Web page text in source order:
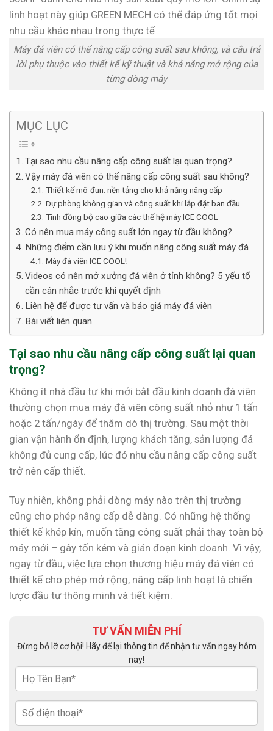
Máy đá viên có thể nâng cấp công suất sau không, và câu trả
lời phụ thuộc vào thiết kế kỹ thuật và khả năng mở rộng của
từng dòng máy
MỤC LỤC
Tại sao nhu cầu nâng cấp công suất lại quan trọng?
Vậy máy đá viên có thể nâng cấp công suất sau không?
Thiết kế mô-đun: nền tảng cho khả năng nâng cấp
Dự phòng không gian và công suất khi lắp đặt ban đầu
Tính đồng bộ cao giữa các thế hệ máy ICE COOL
Có nên mua máy công suất lớn ngay từ đầu không?
Những điểm cần lưu ý khi muốn nâng công suất máy đá
Máy đá viên ICE COOL!
Videos có nên mở xưởng đá viên ở tỉnh không? 5 yếu tố
cần cân nhắc trước khi quyết định
Liên hệ để được tư vấn và báo giá máy đá viên
Bài viết liên quan
Tại sao nhu cầu nâng cấp công suất lại quan
trọng?
Không ít nhà đầu tư khi mới bắt đầu kinh doanh đá viên
thường chọn mua máy đá viên công suất nhỏ như 1 tấn
hoặc 2 tấn/ngày để thăm dò thị trường. Sau một thời
gian vận hành ổn định, lượng khách tăng, sản lượng đá
không đủ cung cấp, lúc đó nhu cầu nâng cấp công suất
trở nên cấp thiết.
Tuy nhiên, không phải dòng máy nào trên thị trường
cũng cho phép nâng cấp dễ dàng. Có những hệ thống
thiết kế khép kín, muốn tăng công suất phải thay toàn bộ
máy mới – gây tốn kém và gián đoạn kinh doanh. Vì vậy,
ngay từ đầu, việc lựa chọn thương hiệu máy đá viên có
thiết kế cho phép mở rộng, nâng cấp linh hoạt là chiến
lược đầu tư thông minh và tiết kiệm.
TƯ VẤN MIỄN PHÍ
Đừng bỏ lỡ cơ hội! Hãy để lại thông tin để nhận tư vấn ngay hôm
nay!